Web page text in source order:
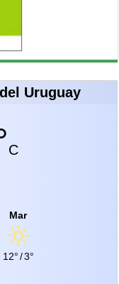
Uruguay
C
Mar
12°/3°